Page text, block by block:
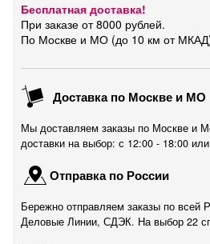
Бесплатная доставка!
При заказе от 8000 рублей.
По Москве и МО (до 10 км от
Доставка по Москве и МО
Мы доставляем заказы по Москве и
доставки на выбор: с 12:00 - 18:00
Отправка по России
Бережно отправляем заказы по всей
Деловые Линии, СДЭК. На выбор 22